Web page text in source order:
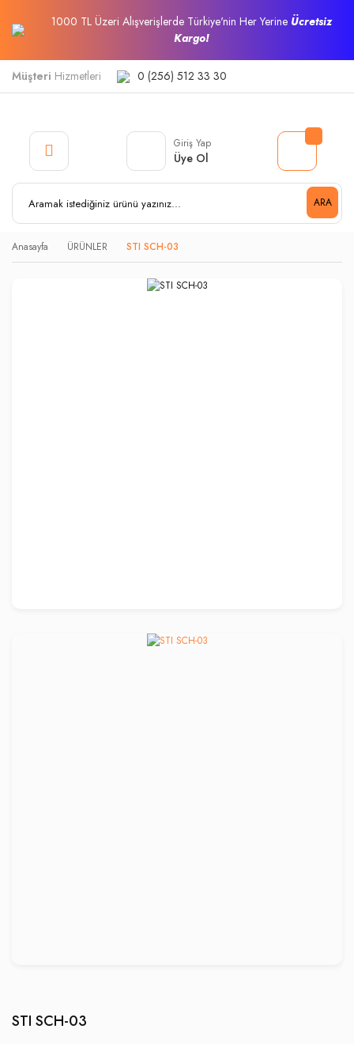
1000 TL Üzeri Alışverişlerde Türkiye'nin Her Yerine Ücretsiz
Kargo!
Müşteri Hizmetleri 0 (256) 512 33 30
ARA
Giriş Yap
Üye Ol
Anasayfa ÜRÜNLER STI SCH-03
STI SCH-03